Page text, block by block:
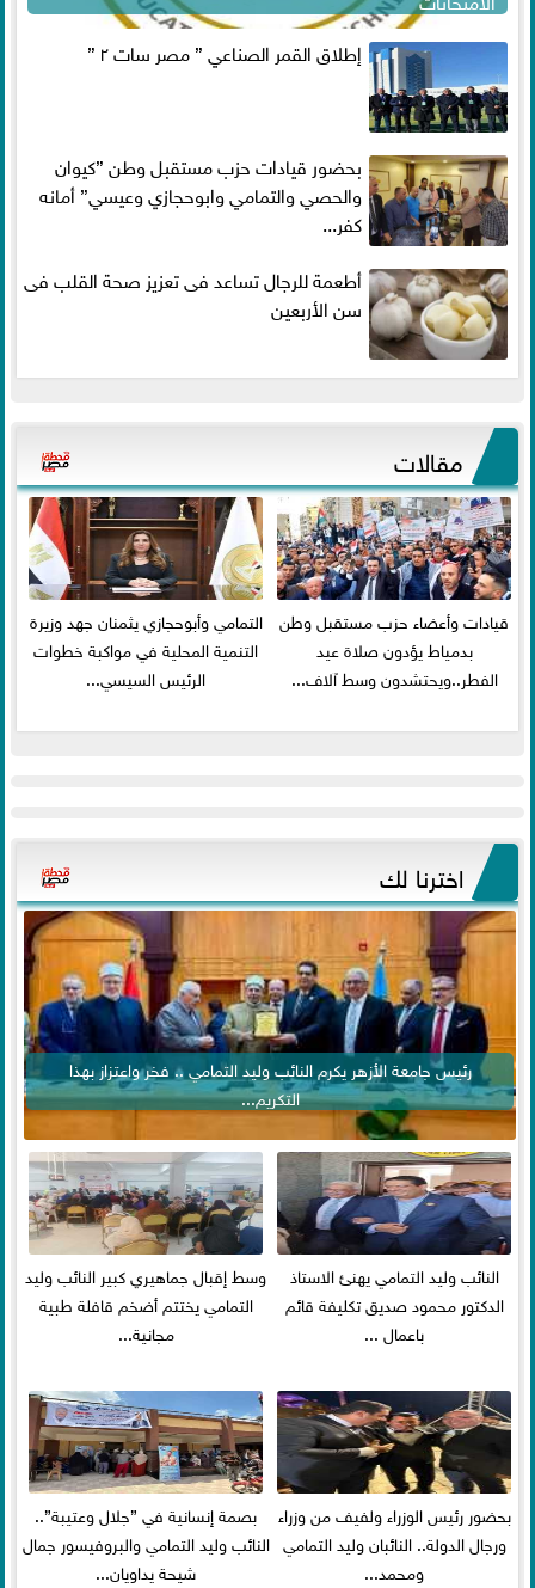
إطلاق القمر الصناعي ” مصر سات ٢ ”
بحضور قيادات حزب مستقبل وطن ”كيوان
والحصي والتمامي وابوحجازي وعيسي” أمانه
كفر...
أطعمة للرجال تساعد فى تعزيز صحة القلب فى
سن الأربعين
مقالات
قيادات وأعضاء حزب مستقبل وطن
بدمياط يؤدون صلاة عيد
الفطر..ويحتشدون وسط آلاف...
التمامي وأبوحجازي يثمنان جهد وزيرة
التنمية المحلية في مواكبة خطوات
الرئيس السيسي...
اخترنا لك
رئيس جامعة الأزهر يكرم النائب وليد التمامي .. فخر واعتزاز بهذا
التكريم...
النائب وليد التمامي يهنئ الاستاذ
الدكتور محمود صديق تكليفة قائم
باعمال ...
وسط إقبال جماهيري كبير النائب وليد
التمامي يختتم أضخم قافلة طبية
مجانية...
بحضور رئيس الوزراء ولفيف من وزراء
ورجال الدولة.. النائبان وليد التمامي
ومحمد...
بصمة إنسانية في ”جلال وعتيبة”..
النائب وليد التمامي والبروفيسور جمال
شيحة يداويان...